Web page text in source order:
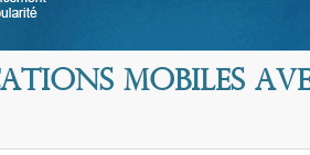
mobiles